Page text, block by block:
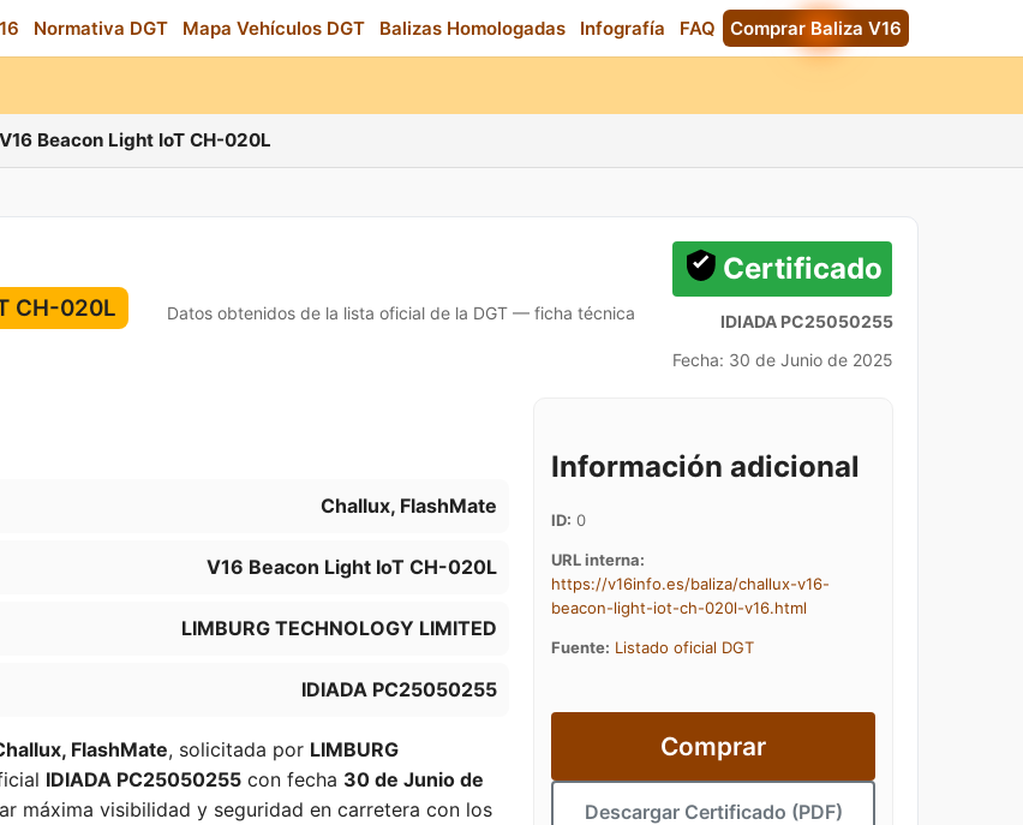
Normativa DGT Mapa Vehículos DGT Balizas Homologadas Infografía FAQ Comprar Baliza V16
Beacon Light IoT CH-020L
CH-020L Datos obtenidos de la lista oficial de la DGT — ficha técnica
Certificado
IDIADA PC25050255
Fecha: 30 de Junio de 2025
Challux, FlashMate
V16 Beacon Light IoT CH-020L
LIMBURG TECHNOLOGY LIMITED
IDIADA PC25050255
FlashMate, solicitada por LIMBURG
IDIADA PC25050255 con fecha 30 de Junio de
máxima visibilidad y seguridad en carretera con los
Información adicional
ID: 0
URL interna:
https://v16info.es/baliza/challux-v16-
beacon-light-iot-ch-020l-v16.html
Fuente: Listado oficial DGT
Comprar
Descargar Certificado (PDF)